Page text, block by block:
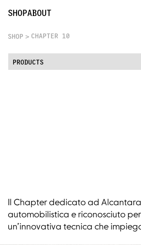
SHOPABOUT
SHOP CHAPTER 10
PRODUCTS
Il Chapter dedicato ad
automobilistica e riconosciuto
un’innovativa tecnica che